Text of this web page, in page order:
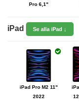
Pro 6,1"
iPad Se alla iPad ↓
iPad Pro M2 11"
2022